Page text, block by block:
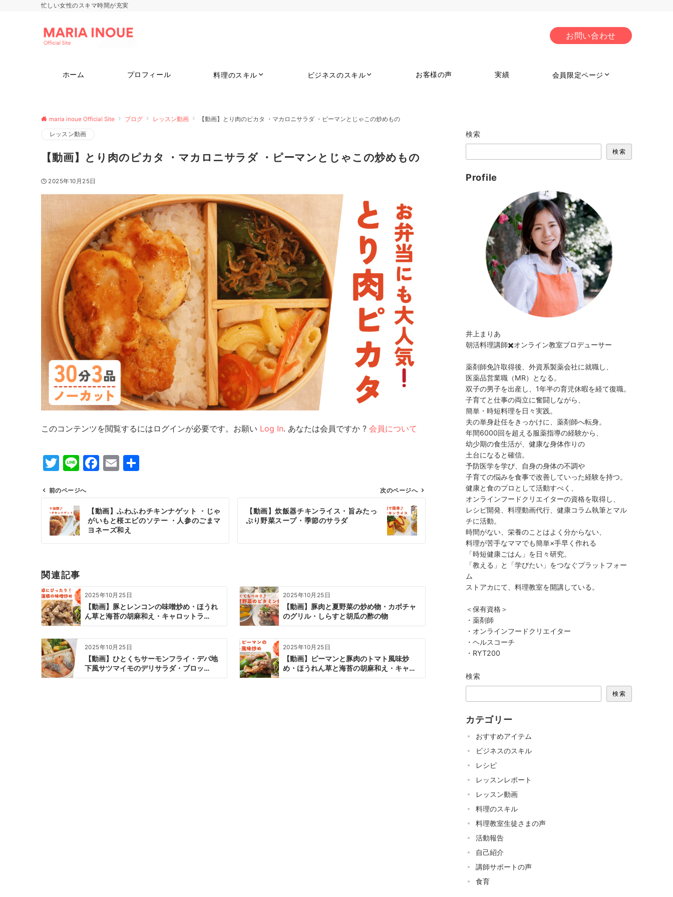
忙しい女性のスキマ時間が充実
お問い合わせ
ホーム プロフィール 料理のスキル ビジネスのスキル お客様の声 実績 会員限定ページ
maria inoue Official Site ブログ レッスン動画 【動画】とり肉のピカタ ・マカロニサラダ ・ピーマンとじゃこの炒めもの
レッスン動画
【動画】とり肉のピカタ ・マカロニサラダ ・ピーマンとじゃこの炒めもの
2025年10月25日
このコンテンツを閲覧するにはログインが必要です。お願い Log In. あなたは会員ですか ? 会員について
T
itt
er
Li
e
F
c
e
b
o
E
ai
l
シ
ョ
ン
前のページへ
【動画】ふわふわチキンナゲット ・じゃ
がいもと桜エビのソテー ・人参のごまマ
ヨネーズ和え
次のページへ
【動画】炊飯器チキンライス・旨みたっ
ぷり野菜スープ・季節のサラダ
関連記事
2025年10月25日
【動画】豚とレンコンの味噌炒め・ほうれ
ん草と海苔の胡麻和え・キャロットラ…
2025年10月25日
【動画】豚肉と夏野菜の炒め物・カボチャ
のグリル・しらすと胡瓜の酢の物
2025年10月25日
【動画】ひとくちサーモンフライ・デパ地
下風サツマイモのデリサラダ・ブロッ…
2025年10月25日
【動画】ピーマンと豚肉のトマト風味炒
め・ほうれん草と海苔の胡麻和え・キャ…
検索
検索
Profile
井上まりあ
朝活料理講師✖️オンライン教室プロデューサー
薬剤師免許取得後、外資系製薬会社に就職し、
医薬品営業職（MR）となる。
双子の男子を出産し、1年半の育児休暇を経て復職。
子育てと仕事の両立に奮闘しながら、
簡単・時短料理を日々実践。
夫の単身赴任をきっかけに、薬剤師へ転身。
年間6000回を超える服薬指導の経験から、
幼少期の食生活が、健康な身体作りの
土台になると確信。
予防医学を学び、自身の身体の不調や
子育ての悩みを食事で改善していった経験を持つ。
健康と食のプロとして活動すべく、
オンラインフードクリエイターの資格を取得し、
レシピ開発、料理動画代行、健康コラム執筆とマル
チに活動。
時間がない、栄養のことはよく分からない、
料理が苦手なママでも簡単×手早く作れる
「時短健康ごはん」を日々研究。
「教える」と「学びたい」をつなぐプラットフォー
ム
ストアカにて、料理教室を開講している。
＜保有資格＞
・薬剤師
・オンラインフードクリエイター
・ヘルスコーチ
・RYT200
検索
検索
カテゴリー
おすすめアイテム
ビジネスのスキル
レシピ
レッスンレポート
レッスン動画
料理のスキル
料理教室生徒さまの声
活動報告
自己紹介
講師サポートの声
食育